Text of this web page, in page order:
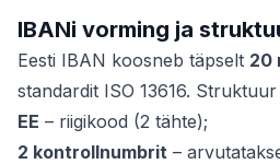
IBANi vorming ja
Eesti IBAN koosneb täpselt 20
standardit ISO 13616.
EE – riigikood (2 tähte);
2 kontrollnumbrit –